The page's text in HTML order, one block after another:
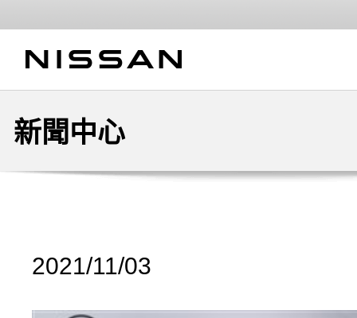
新聞中心
2021/11/03